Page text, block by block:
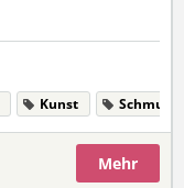
Kunst Schmuck
Mehr